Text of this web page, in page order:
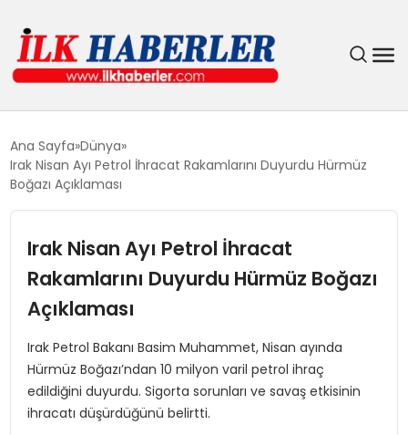
EĞITIM
GÜNDEM
MAGAZIN
SIYASET
SPOR
Ana Sayfa Dünya
Irak Nisan Ayı Petrol İhracat Rakamlarını Duyurdu Hürmüz
Boğazı Açıklaması
Irak Nisan Ayı Petrol İhracat
Rakamlarını Duyurdu Hürmüz Boğazı
Açıklaması
Irak Petrol Bakanı Basim Muhammet, Nisan ayında
Hürmüz Boğazı’ndan 10 milyon varil petrol ihraç
edildiğini duyurdu. Sigorta sorunları ve savaş etkisinin
ihracatı düşürdüğünü belirtti.